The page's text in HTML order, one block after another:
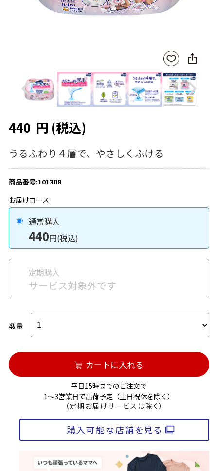
お気
に入
りに
登録
SNS
に
ェ
ア
Previous Next
440 円 (税込)
うるふわり４層で、やさしくふける
商品番号:101308
お届けコース
通常購入
440円(税込)
定期購入
サービス対象外です
数量
カートに入れる
平日15時までのご注文で
1～3営業日で出荷予定（土日祝休を除く）
（定期お届けサービスは除く）
購入可能な店舗を見る